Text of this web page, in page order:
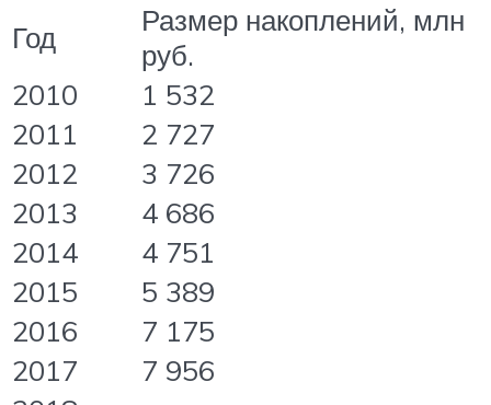
Год
Размер накоплений, млн
руб.
2010
1 532
2011
2 727
2012
3 726
2013
4 686
2014
4 751
2015
5 389
2016
7 175
2017
7 956